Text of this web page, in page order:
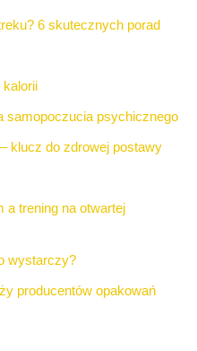
6 skutecznych porad
kalorii
samopoczucia psychicznego
klucz do zdrowej postawy
a trening na otwartej
wystarczy?
producentów opakowań